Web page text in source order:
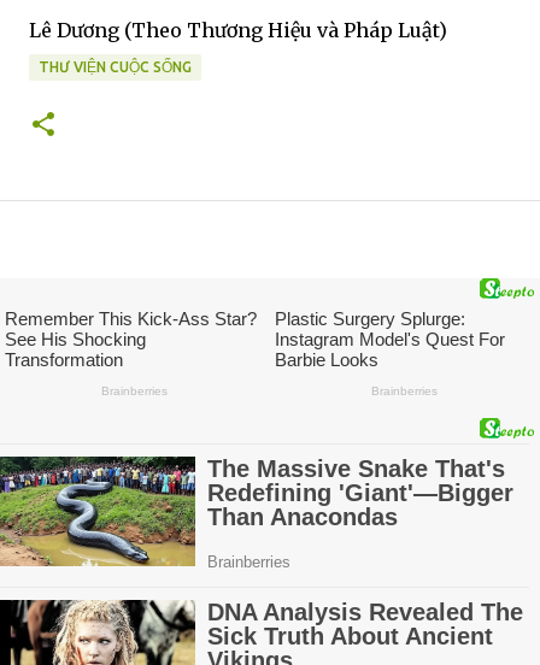
Lê Dương (Theo Thương Hiệu và Pháp Luật)
THƯ VIỆN CUỘC SỐNG